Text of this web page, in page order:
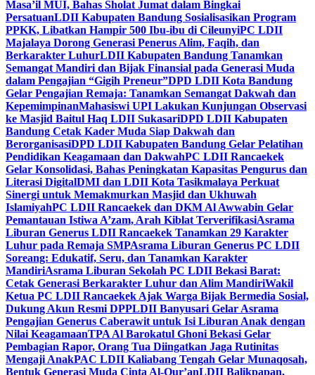
Masa’il MUI, Bahas Sholat Jumat dalam Bingkai
PersatuanLDII Kabupaten Bandung Sosialisasikan Program
PPKK, Libatkan Hampir 500 Ibu-ibu di CileunyiPC LDII
Majalaya Dorong Generasi Penerus Alim, Faqih, dan
Berkarakter LuhurLDII Kabupaten Bandung Tanamkan
Semangat Mandiri dan Bijak Finansial pada Generasi Muda
dalam Pengajian “Gigih Preneur”DPD LDII Kota Bandung
Gelar Pengajian Remaja: Tanamkan Semangat Dakwah dan
KepemimpinanMahasiswi UPI Lakukan Kunjungan Observasi
ke Masjid Baitul Haq LDII SukasariDPD LDII Kabupaten
Bandung Cetak Kader Muda Siap Dakwah dan
BerorganisasiDPD LDII Kabupaten Bandung Gelar Pelatihan
Pendidikan Keagamaan dan DakwahPC LDII Rancaekek
Gelar Konsolidasi, Bahas Peningkatan Kapasitas Pengurus dan
Literasi DigitalDMI dan LDII Kota Tasikmalaya Perkuat
Sinergi untuk Memakmurkan Masjid dan Ukhuwah
IslamiyahPC LDII Rancaekek dan DKM Al Awwabin Gelar
Pemantauan Istiwa A’zam, Arah Kiblat TerverifikasiAsrama
Liburan Generus LDII Rancaekek Tanamkan 29 Karakter
Luhur pada Remaja SMPAsrama Liburan Generus PC LDII
Soreang: Edukatif, Seru, dan Tanamkan Karakter
MandiriAsrama Liburan Sekolah PC LDII Bekasi Barat:
Cetak Generasi Berkarakter Luhur dan Alim MandiriWakil
Ketua PC LDII Rancaekek Ajak Warga Bijak Bermedia Sosial,
Dukung Akun Resmi DPPLDII Banyusari Gelar Asrama
Pengajian Generus Caberawit untuk Isi Liburan Anak dengan
Nilai KeagamaanTPA Al Barokatul Ghoni Bekasi Gelar
Pembagian Rapor, Orang Tua Diingatkan Jaga Rutinitas
Mengaji AnakPAC LDII Kaliabang Tengah Gelar Munaqosah,
Bentuk Generasi Muda Cinta Al-Qur’anLDII Balikpapan,